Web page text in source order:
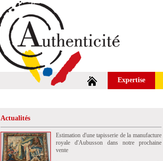
Expertise
Actualités
Estimation d'une tapisserie de la manufacture
royale d'Aubusson dans notre prochaine
vente